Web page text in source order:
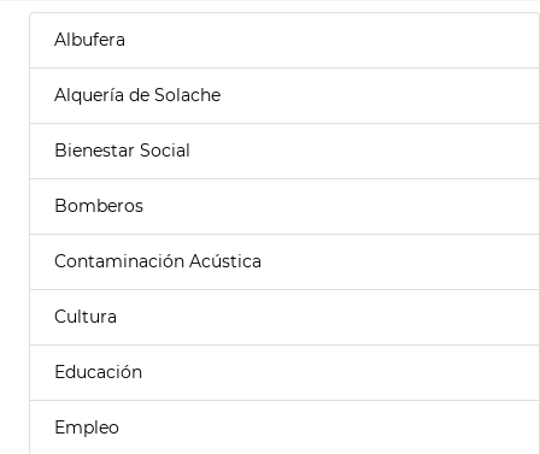
Albufera
Alquería de Solache
Bienestar Social
Bomberos
Contaminación Acústica
Cultura
Educación
Empleo